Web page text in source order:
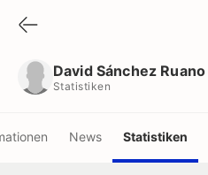
David Sánchez Ruano
Statistiken
News Statistiken